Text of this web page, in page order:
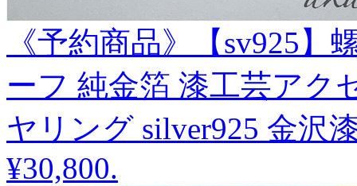
《予約商品》【sv925
ーフ 純金箔 漆工芸アク
ヤリング silver925 金沢
¥30,800.